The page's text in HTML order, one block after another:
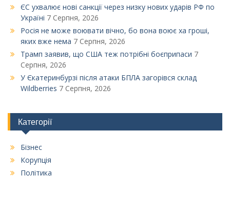
ЄС ухвалює нові санкції через низку нових ударів РФ по
Україні 7 Серпня, 2026
Росія не може воювати вічно, бо вона воює ха гроші,
яких вже нема 7 Серпня, 2026
Трамп заявив, що США теж потрібні боєприпаси 7
Серпня, 2026
У Єкатеринбурзі після атаки БПЛА загорівся склад
Wildberries 7 Серпня, 2026
Категорії
Бізнес
Корупція
Політика